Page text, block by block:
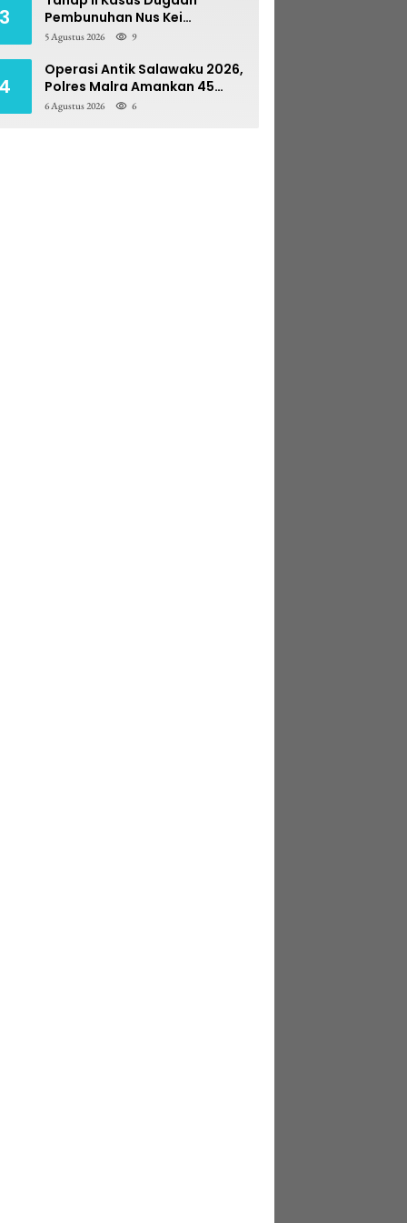
3
Pembunuhan Nus Kei
Dilimpahkan ke PN Ambon
5 Agustus 2026 9
4
Operasi Antik Salawaku 2026,
Polres Malra Amankan 45
Liter Sopi
6 Agustus 2026 6